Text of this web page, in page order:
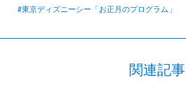
#東京ディズニーシー「お正月のプログラム」
関連記事